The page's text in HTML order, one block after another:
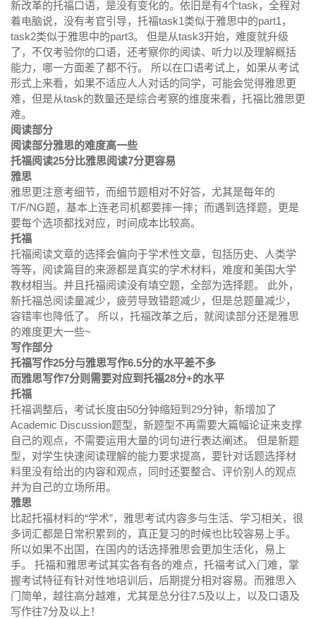
新改革的托福口语，是没有变化的。依旧是有4个task，全程对
着电脑说，没有考官引导，托福task1类似于雅思中的part1，
task2类似于雅思中的part3。 但是从task3开始，难度就升级
了，不仅考验你的口语，还考察你的阅读、听力以及理解概括
能力，哪一方面差了都不行。 所以在口语考试上，如果从考试
形式上来看，如果不适应人人对话的同学，可能会觉得雅思更
难，但是从task的数量还是综合考察的维度来看，托福比雅思更
难。
阅读部分
阅读部分雅思的难度高一些
托福阅读25分比雅思阅读7分更容易
雅思
雅思更注意考细节，而细节题相对不好答，尤其是每年的
T/F/NG题，基本上连老司机都要摔一摔；而遇到选择题，更是
要每个选项都找对应，时间成本比较高。
托福
托福阅读文章的选择会偏向于学术性文章，包括历史、人类学
等等，阅读篇目的来源都是真实的学术材料，难度和美国大学
教材相当。并且托福阅读没有填空题，全部为选择题。 此外，
新托福总阅读量减少，疲劳导致错题减少，但是总题量减少，
容错率也降低了。 所以，托福改革之后，就阅读部分还是雅思
的难度更大一些~
写作部分
托福写作25分与雅思写作6.5分的水平差不多
而雅思写作7分则需要对应到托福28分+的水平
托福
托福调整后，考试长度由50分钟缩短到29分钟，新增加了
Academic Discussion题型，新题型不再需要大篇幅论证来支撑
自己的观点，不需要运用大量的词句进行表达阐述。 但是新题
型，对学生快速阅读理解的能力要求提高，要针对话题选择材
料里没有给出的内容和观点，同时还要整合、评价别人的观点
并为自己的立场所用。
雅思
比起托福材料的“学术”，雅思考试内容多与生活、学习相关，很
多词汇都是日常积累到的，真正复习的时候也比较容易上手。
所以如果不出国，在国内的话选择雅思会更加生活化，易上
手。 托福和雅思考试其实各有各的难点，托福考试入门难，掌
握考试特征有针对性地培训后，后期提分相对容易。而雅思入
门简单，越往高分越难，尤其是总分往7.5及以上，以及口语及
写作往7分及以上！